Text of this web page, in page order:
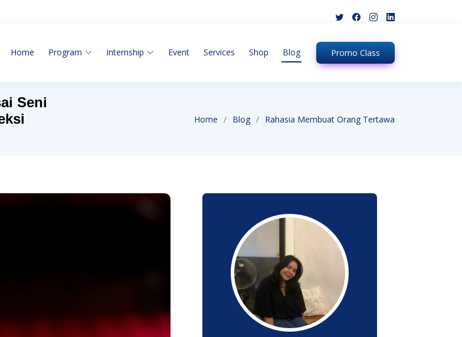
Home Program Internship Event Services Shop Blog Promo Class
Seni
Home Blog Rahasia Membuat Orang Tertawa